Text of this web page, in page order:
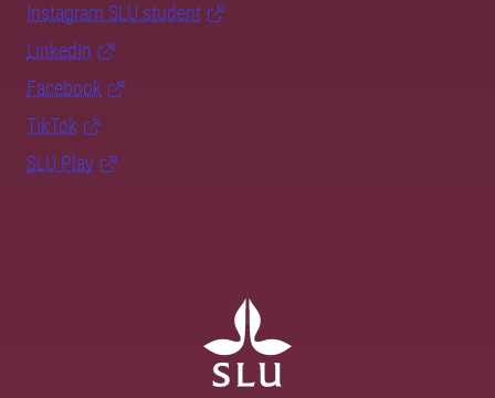
Instagram SLU.student
LinkedIn
Facebook
TikTok
SLU Play